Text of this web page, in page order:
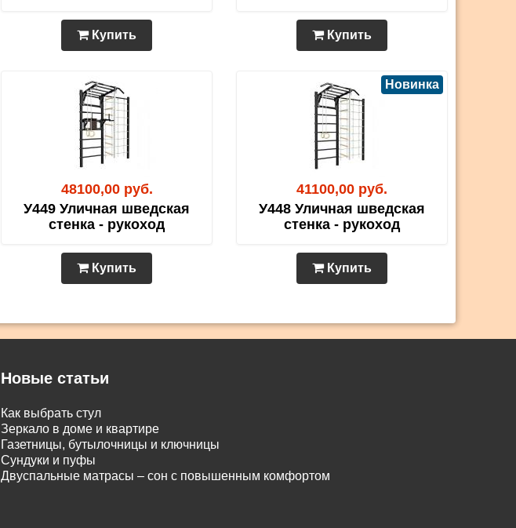
Купить Купить
48100,00 руб.
У449 Уличная шведская
стенка - рукоход
Купить
41100,00 руб.
Новинка
У448 Уличная шведская
стенка - рукоход
Купить
Новые статьи
Как выбрать стул
Зеркало в доме и квартире
Газетницы, бутылочницы и ключницы
Сундуки и пуфы
Двуспальные матрасы – сон с повышенным комфортом